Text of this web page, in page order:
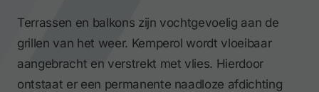
Terrassen en balkons zijn vochtgevoelig aan de
grillen van het weer. Kemperol wordt vloeibaar
aangebracht en verstrekt met vlies. Hierdoor
ontstaat er een permanente naadloze afdichting